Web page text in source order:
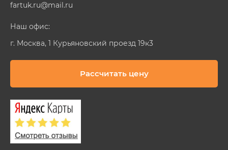
fartuk.ru@mail.ru
Наш офис:
г. Москва, 1 Курьяновский проезд 19к3
Рассчитать цену